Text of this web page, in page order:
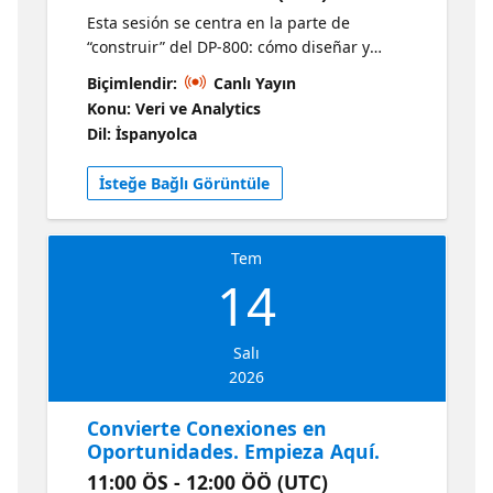
Esta sesión se centra en la parte de
“construir” del DP-800: cómo diseñar y
desarrollar soluciones de bases de datos que
funcionen en cargas reales y que estén
alineadas con lo que evalúa el examen.
Recorreremos las habilidades clave del
desarrollador, desde elegir los objetos y
patrones correctos hasta escribir SQL sólido
y mantenible.
Biçimlendir:
Canlı Yayın
Konu: Veri ve Analytics
Dil: İspanyolca
İsteğe Bağlı Görüntüle
Tem
14
Salı
2026
Convierte Conexiones en
Oportunidades. Empieza Aquí.
11:00 ÖS - 12:00 ÖÖ (UTC)